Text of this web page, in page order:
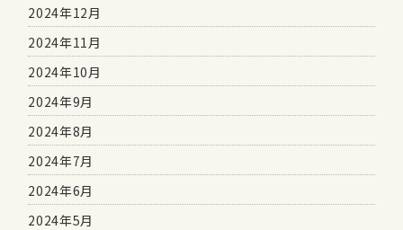
2024年12月
2024年11月
2024年10月
2024年9月
2024年8月
2024年7月
2024年6月
2024年5月